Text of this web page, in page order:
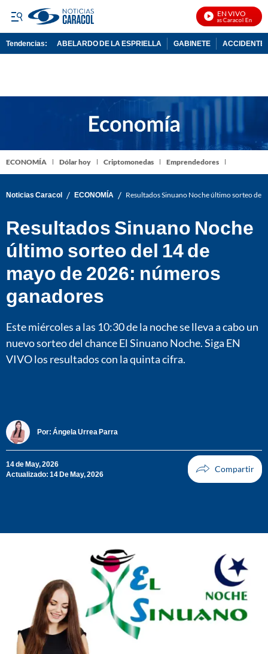
EN VIVO
Noticias Caracol En Vivo
Tendencias: ABELARDO DE LA ESPRIELLA GABINETE ACCIDENTE
ECONOMÍA Dólar hoy Criptomonedas Emprendedores
Noticias Caracol / ECONOMÍA / Resultados Sinuano Noche último sorteo del
Resultados Sinuano Noche
último sorteo del 14 de
mayo de 2026: números
ganadores
Este miércoles a las 10:30 de la noche se lleva a cabo un
nuevo sorteo del chance El Sinuano Noche. Siga EN
VIVO los resultados con la quinta cifra.
Por: Ángela Urrea Parra
14 de May, 2026
Actualizado: 14 De May, 2026